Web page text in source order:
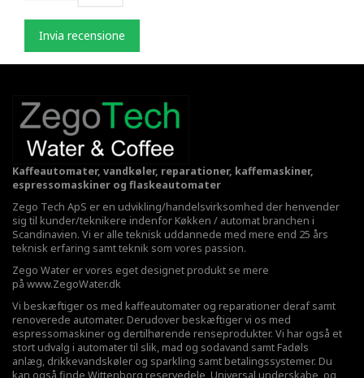
Invia recensione
Kaffeautomater, vandkøler, reparationer, kaffemaskiner,
espressomaskiner og flaskeautomater
Zego Tech ApS er en udvikling/handelsvirksomhed der henvender
sig til kunder/teknikere indenfor Køkken / automat branchen i
Scandinavien. Vi er alle teknisk uddannede med mere end 25 års
teknisk erfaring samt teknik som vores passion.
Zego Water er vores eget designet produkt se mere
på www.ZegoWater.dk
Vi beskæftiger os med kaffeautomater og reparationer deraf samt
renoverede automater. Derudover beskæftiger vi os med
espressomaskiner og dertilhørende renseprodukter. Vi har også et
stort udvalg i automater til slik, mad og sodavand samt Fadøls
anlæg, drikkevandskøler og sparkling samt betalingssystemer. Du
kan også finde Wittenborg reservedele, Universal underskabe, og